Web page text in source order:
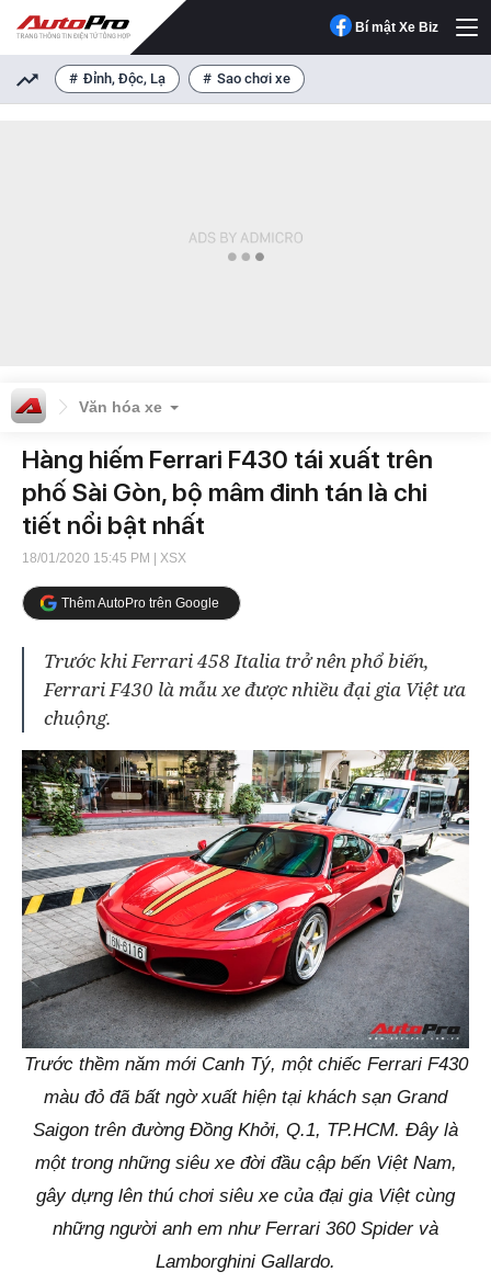
Bí mật Xe Biz
Đỉnh, Độc, Lạ Sao chơi xe
Văn hóa xe
Hàng hiếm Ferrari F430 tái xuất trên
phố Sài Gòn, bộ mâm đinh tán là chi
tiết nổi bật nhất
18/01/2020 15:45 PM | XSX
Thêm AutoPro trên Google
Trước khi Ferrari 458 Italia trở nên phổ biến,
Ferrari F430 là mẫu xe được nhiều đại gia Việt ưa
chuộng.
Trước thềm năm mới Canh Tý, một chiếc Ferrari F430
màu đỏ đã bất ngờ xuất hiện tại khách sạn Grand
Saigon trên đường Đồng Khởi, Q.1, TP.HCM. Đây là
một trong những siêu xe đời đầu cập bến Việt Nam,
gây dựng lên thú chơi siêu xe của đại gia Việt cùng
những người anh em như Ferrari 360 Spider và
Lamborghini Gallardo.